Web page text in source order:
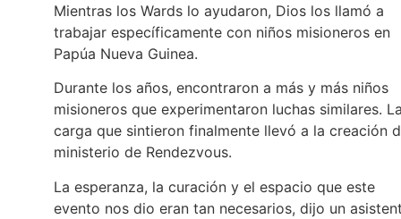
Mientras los Wards lo ayudaron, Dios los llamó a
trabajar específicamente con niños misioneros en
Papúa Nueva Guinea.
Durante los años, encontraron a más y más niños
misioneros que experimentaron luchas similares.
carga que sintieron finalmente llevó a la creación
ministerio de Rendezvous.
La esperanza, la curación y el espacio que este
evento nos dio eran tan necesarios, dijo un